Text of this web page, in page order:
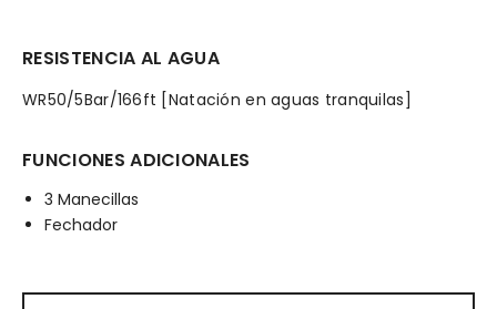
RESISTENCIA AL AGUA
WR50/5Bar/166ft [Natación en aguas tranquilas]
FUNCIONES ADICIONALES
3 Manecillas
Fechador